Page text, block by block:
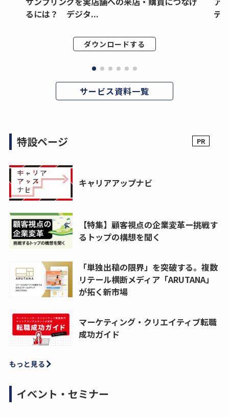
るには？ デジタ...
ダウンロードする
デ
サービス資料一覧
特設ページ
キャリアアップナビ
【特集】顧客視点の企業変革ー挑戦す
るトップの構想を聞く
「単独出稿の限界」を突破する。複数
リテール横断メディア「ARUTANA」
が拓く新市場
マーケティング・クリエイティブ転職
成功ガイド
もっと見る
イベント・セミナー